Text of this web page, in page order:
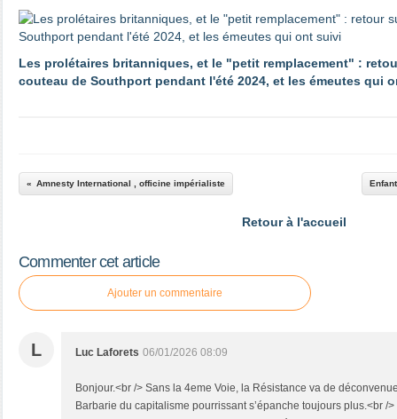
Les prolétaires britanniques, et le "petit remplacement" :
couteau de Southport pendant l'été 2024, et les émeutes qui
Amnesty International , officine impérialiste
Retour à l'accueil
Commenter cet article
Ajouter un commentaire
L Luc Laforets 06/01/2026 08:09
Bonjour.<br /> Sans la 4eme Voie, la Résistance va de
Barbarie du capitalisme pourrissant s’épanche toujours plus.<br /